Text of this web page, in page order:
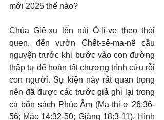
mới 2025 thế nào?
Chúa Giê-xu lên núi Ô-li-ve theo thói
quen, đến vườn Ghết-sê-ma-nê cầu
nguyện trước khi bước vào con đường
thập tự để hoàn tất chương trình cứu rỗi
con người. Sự kiện này rất quan trọng
nên đã được các trước giả ghi lại trong
cả bốn sách Phúc Âm (Ma-thi-ơ 26:36-
56; Mác 14:32-50; Giăng 18:3-11). Hình